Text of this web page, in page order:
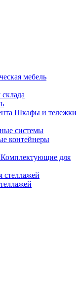
мебель
Шкафы и тележки
системы
контейнеры
Комплектующие для